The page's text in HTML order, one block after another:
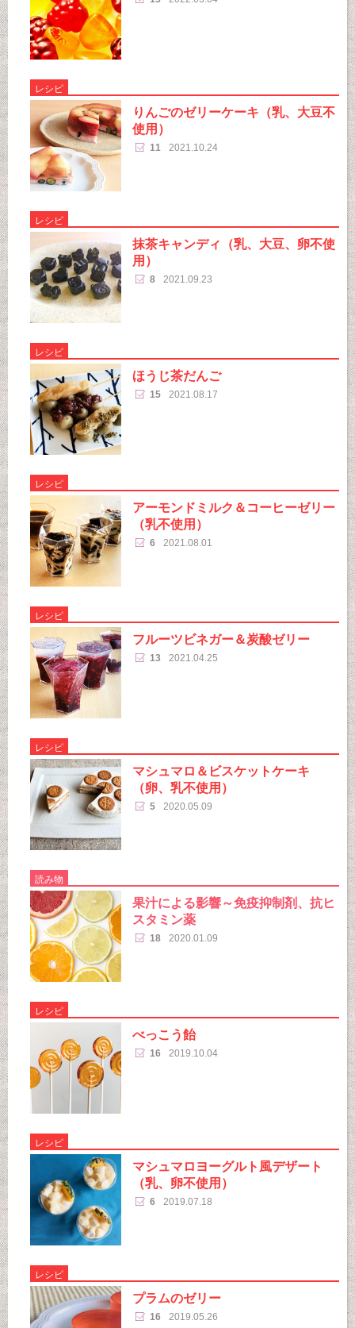
レシピ
りんごのゼリーケーキ（乳、大豆不
使用）
11 2021.10.24
レシピ
抹茶キャンディ（乳、大豆、卵不使
用）
8 2021.09.23
レシピ
ほうじ茶だんご
15 2021.08.17
レシピ
アーモンドミルク＆コーヒーゼリー
（乳不使用）
6 2021.08.01
レシピ
フルーツビネガー＆炭酸ゼリー
13 2021.04.25
レシピ
マシュマロ＆ビスケットケーキ
（卵、乳不使用）
5 2020.05.09
読み物
果汁による影響～免疫抑制剤、抗ヒ
スタミン薬
18 2020.01.09
レシピ
べっこう飴
16 2019.10.04
レシピ
マシュマロヨーグルト風デザート
（乳、卵不使用）
6 2019.07.18
レシピ
プラムのゼリー
16 2019.05.26